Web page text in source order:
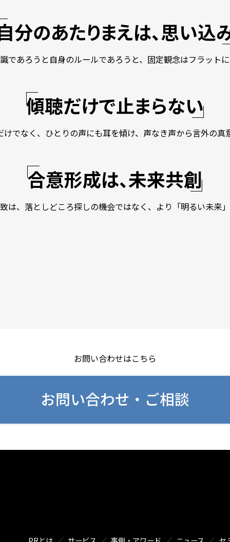
分のあたりまえは、思い込
であろうと自身のルールであろうと、 固定観念はフラット
傾聴だけで止まらない
けでなく、ひとりの声にも耳を傾け、 声なき声から言外の真
合意形成は、未来共創
は、落としどころ探しの機会ではなく、 より「明るい未来
お問い合わせはこちら
お問い合わせ・ご相談